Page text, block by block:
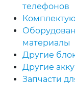
телефонов
материалы
Другие
Другие
Запчасти